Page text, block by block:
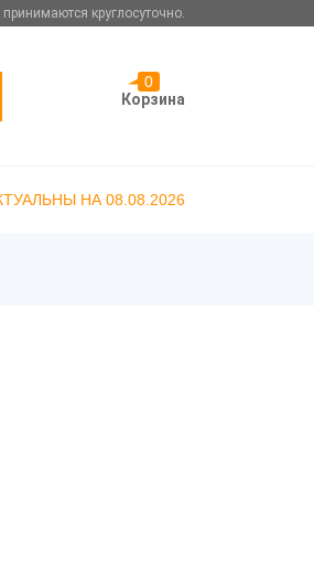
круглосуточно.
0
Корзина
НА 08.08.2026